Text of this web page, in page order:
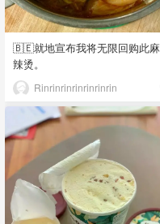
🇧🇪就地宣布我将无限回购此麻
辣烫。
Rinrinrinrinrinrinrin